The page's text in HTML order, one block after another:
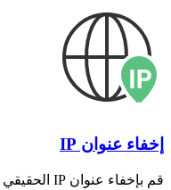
إخفاء عنوان IP
قم بإخفاء عنوان IP الحقيقي الخاص بك لحماية هويتك ومنع التتبع عبر الإنترنت.